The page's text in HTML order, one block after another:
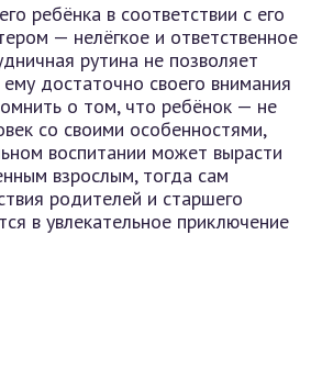
ребёнка в соответствии с его
— нелёгкое и ответственное
рутина не позволяет
достаточно своего внимания
о том, что ребёнок — не
со своими особенностями,
воспитании может вырасти
взрослым, тогда сам
родителей и старшего
в увлекательное приключение